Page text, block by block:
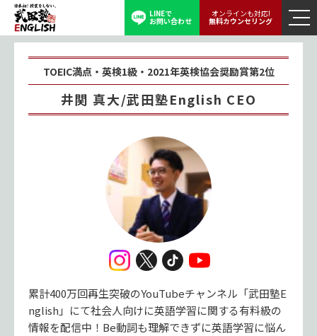
LINEで
お問い合わせ
オンラインも対応!
無料カウンセリング
TOEIC満点・英検1級・2021年英検協会奨励賞第2位
井関 真大/武田塾English CEO
累計400万回再生突破のYouTubeチャンネル「武田塾E
nglish」にて社会人向けに英語学習に関する有料級の
情報を配信中！Be動詞も理解できずに英語学習に悩ん